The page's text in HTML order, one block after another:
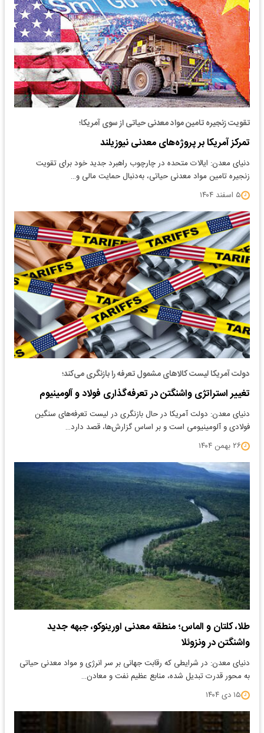
تقویت زنجیره تامین مواد معدنی حیاتی از سوی آمریکا؛
تمرکز آمریکا بر پروژه‌های معدنی نیوزیلند
دنیای معدن: ایالات متحده در چارچوب راهبرد جدید خود برای تقویت
زنجیره تامین مواد معدنی حیاتی، به‌دنبال حمایت مالی و…
۵ اسفند ۱۴۰۴
دولت آمریکا لیست کالاهای مشمول تعرفه را بازنگری می‌کند؛
تغییر استراتژی واشنگتن در تعرفه‌گذاری فولاد و آلومینیوم
دنیای معدن: دولت آمریکا در حال بازنگری در لیست تعرفه‌های سنگین
فولادی و آلومینیومی است و بر اساس گزارش‌ها، قصد دارد…
۲۶ بهمن ۱۴۰۴
طلا، کلتان و الماس؛ منطقه معدنی اورینوکو، جبهه جدید
واشنگتن در ونزوئلا
دنیای معدن: در شرایطی که رقابت جهانی بر سر انرژی و مواد معدنی حیاتی
به محور قدرت تبدیل شده، منابع عظیم نفت و معادن…
۱۵ دی ۱۴۰۴